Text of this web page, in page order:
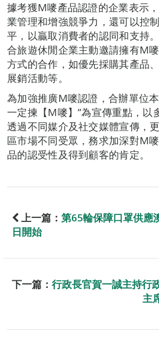
據考獲M嘜產品認證的企業表示
業管理和增強競爭力，還可以控
平，以贏取消費者的認同和支持
合旅遊休閒企業主動邀請擁有M
方式的合作，如優先採購其產品
展銷活動等。
為加強推廣M嘜認證，合辦單位
一定揀【M嘜】”為宣傳重點，以
透過不同媒介及社交媒體宣傳，
區市場不同受眾，務求加深對M
品的認受性及得到顧客的肯定。
上一篇： 第65輪保障口罩供應
日開始
下一篇： 行政長官賀一誠主持行
主